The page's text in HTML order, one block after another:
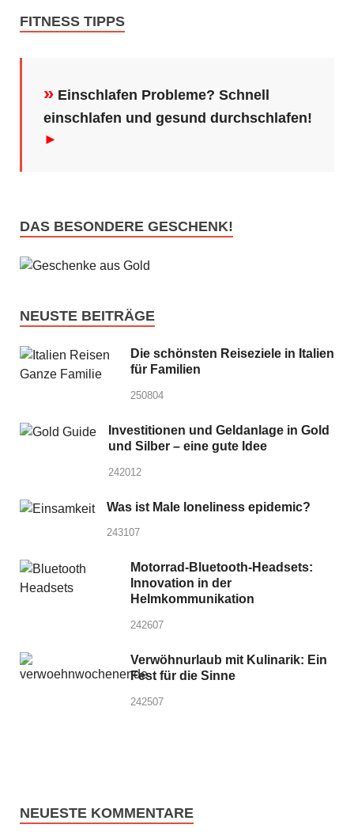
FITNESS TIPPS
» Einschlafen Probleme? Schnell
einschlafen und gesund durchschlafen!
►
DAS BESONDERE GESCHENK!
NEUSTE BEITRÄGE
Die schönsten Reiseziele in Italien
für Familien
250804
Investitionen und Geldanlage in Gold
und Silber – eine gute Idee
242012
Was ist Male loneliness epidemic?
243107
Motorrad-Bluetooth-Headsets:
Innovation in der
Helmkommunikation
242607
Verwöhnurlaub mit Kulinarik: Ein
Fest für die Sinne
242507
NEUESTE KOMMENTARE